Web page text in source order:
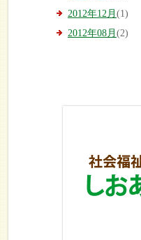
2012年12月 (1)
2012年08月 (2)